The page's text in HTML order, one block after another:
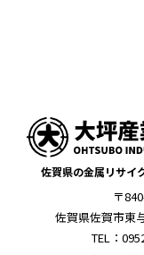
佐賀県の金属リサイ
〒
佐賀県佐賀市東
TEL：